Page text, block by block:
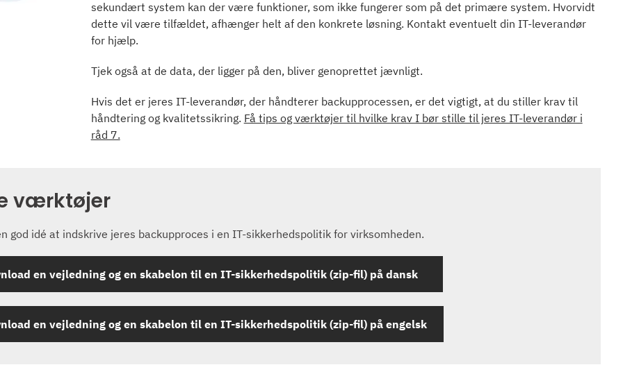
sekundært system kan der være funktioner, som ikke fungerer som på det primære system. Hvorvidt
dette vil være tilfældet, afhænger helt af den konkrete løsning. Kontakt eventuelt din IT-leverandør
for hjælp.
Tjek også at de data, der ligger på den, bliver genoprettet jævnligt.
Hvis det er jeres IT-leverandør, der håndterer backupprocessen, er det vigtigt, at du stiller krav til
håndtering og kvalitetssikring. Få tips og værktøjer til hvilke krav I bør stille til jeres IT-leverandør i
råd 7.
værktøjer
god idé at indskrive jeres backupproces i en IT-sikkerhedspolitik for virksomheden.
en vejledning og en skabelon til en IT-sikkerhedspolitik (zip-fil) på dansk
en vejledning og en skabelon til en IT-sikkerhedspolitik (zip-fil) på engelsk